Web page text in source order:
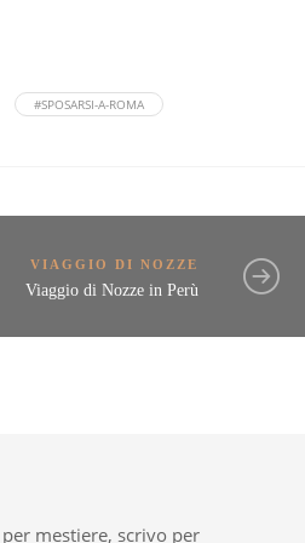
#SPOSARSI-A-ROMA
VIAGGIO DI NOZZE
Viaggio di Nozze in Perù
mestiere, scrivo per